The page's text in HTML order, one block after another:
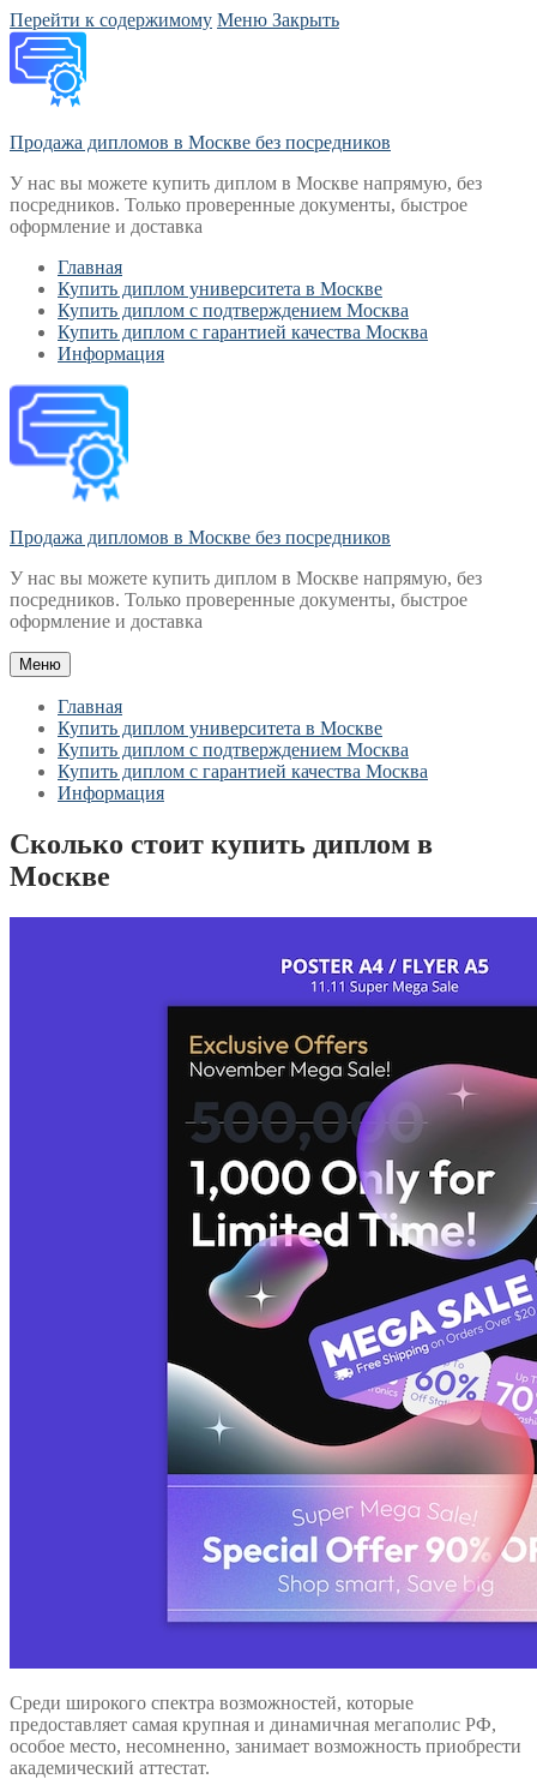
Перейти к содержимому Меню Закрыть
Продажа дипломов в Москве без посредников
У нас вы можете купить диплом в Москве напрямую, без
посредников. Только проверенные документы, быстрое
оформление и доставка
Главная
Купить диплом университета в Москве
Купить диплом с подтверждением Москва
Купить диплом с гарантией качества Москва
Информация
Продажа дипломов в Москве без посредников
У нас вы можете купить диплом в Москве напрямую, без
посредников. Только проверенные документы, быстрое
оформление и доставка
Меню
Главная
Купить диплом университета в Москве
Купить диплом с подтверждением Москва
Купить диплом с гарантией качества Москва
Информация
Сколько стоит купить диплом в
Москве
Среди широкого спектра возможностей, которые
предоставляет самая крупная и динамичная мегаполис РФ,
особое место, несомненно, занимает возможность приобрести
академический аттестат.